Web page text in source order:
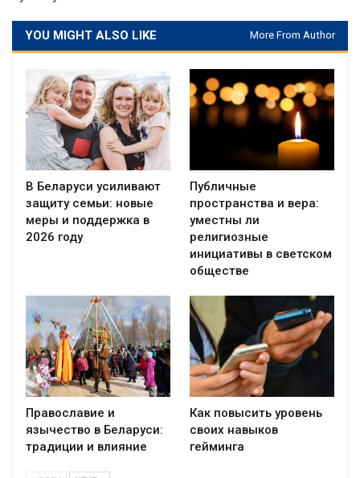
YOU MIGHT ALSO LIKE More From Author
В Беларуси усиливают
защиту семьи: новые
меры и поддержка в
2026 году
Публичные
пространства и вера:
уместны ли
религиозные
инициативы в светском
обществе
Православие и
язычество в Беларуси:
традиции и влияние
Как повысить уровень
своих навыков
гейминга